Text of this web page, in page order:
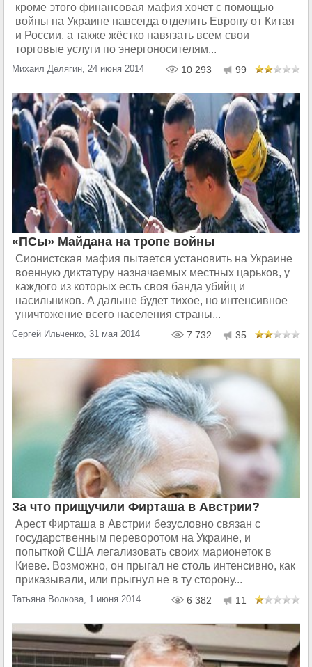
кроме этого финансовая мафия хочет с помощью
войны на Украине навсегда отделить Европу от Китая
и России, а также жёстко навязать всем свои
торговые услуги по энергоносителям...
Михаил Делягин, 24 июня 2014 10 293 99
«ПСы» Майдана на тропе войны
Сионистская мафия пытается установить на Украине
военную диктатуру назначаемых местных царьков, у
каждого из которых есть своя банда убийц и
насильников. А дальше будет тихое, но интенсивное
уничтожение всего населения страны...
Сергей Ильченко, 31 мая 2014 7 732 35
За что прищучили Фирташа в Австрии?
Арест Фирташа в Австрии безусловно связан с
государственным переворотом на Украине, и
попыткой США легализовать своих марионеток в
Киеве. Возможно, он прыгал не столь интенсивно, как
приказывали, или прыгнул не в ту сторону...
Татьяна Волкова, 1 июня 2014 6 382 11